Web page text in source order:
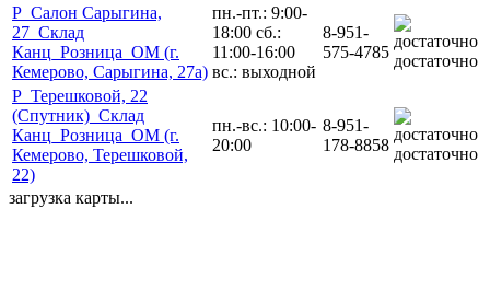
Р_Салон Сарыгина,
27_Склад
Канц_Розница_ОМ (г.
Кемерово, Сарыгина, 27а)
пн.-пт.: 9:00-
18:00 сб.:
11:00-16:00
вс.: выходной
8-951-
575-4785 достаточно
Р_Терешковой, 22
(Спутник)_Склад
Канц_Розница_ОМ (г.
Кемерово, Терешковой,
22)
пн.-вс.: 10:00-
20:00
8-951-
178-8858 достаточно
загрузка карты...